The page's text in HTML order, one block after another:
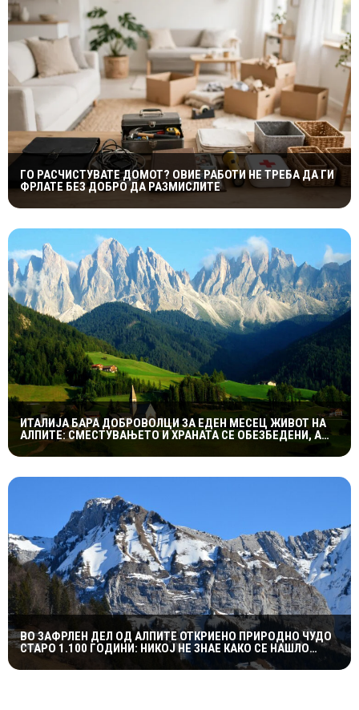
ГО РАСЧИСТУВАТЕ ДОМОТ? ОВИЕ РАБОТИ НЕ ТРЕБА ДА ГИ
ФРЛАТЕ БЕЗ ДОБРО ДА РАЗМИСЛИТЕ
ИТАЛИЈА БАРА ДОБРОВОЛЦИ ЗА ЕДЕН МЕСЕЦ ЖИВОТ НА
АЛПИТЕ: СМЕСТУВАЊЕТО И ХРАНАТА СЕ ОБЕЗБЕДЕНИ, А
СЛЕДУВА И НАДОМЕСТ ОД 400 ЕВРА
ВО ЗАФРЛЕН ДЕЛ ОД АЛПИТЕ ОТКРИЕНО ПРИРОДНО ЧУДО
СТАРО 1.100 ГОДИНИ: НИКОЈ НЕ ЗНАЕ КАКО СЕ НАШЛО
ТАМУ